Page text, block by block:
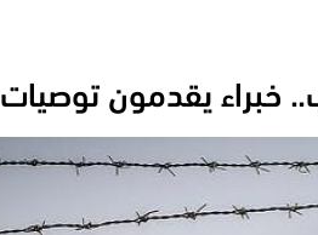
خبراء يقدمون توصيات